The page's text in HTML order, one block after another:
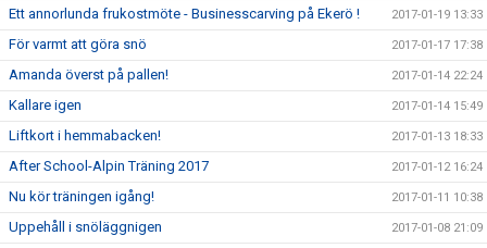
Ett annorlunda frukostmöte - Businesscarving på Ekerö ! 2017-01-19 13:33
För varmt att göra snö 2017-01-17 17:38
Amanda överst på pallen! 2017-01-14 22:24
Kallare igen 2017-01-14 15:49
Liftkort i hemmabacken! 2017-01-13 18:33
After School-Alpin Träning 2017 2017-01-12 16:24
Nu kör träningen igång! 2017-01-11 10:38
Uppehåll i snöläggnigen 2017-01-08 21:09